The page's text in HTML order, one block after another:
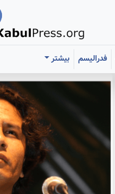
فدرالیسم
بیشتر